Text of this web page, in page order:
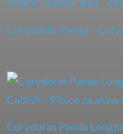
Corydoras Panda –
Corydoras Panda